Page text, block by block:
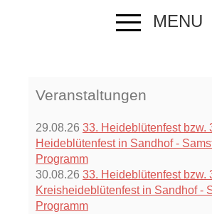
MENU
Veranstaltungen
29.08.26 33. Heideblütenfest bzw.
Heideblütenfest in Sandhof -
Programm
30.08.26 33. Heideblütenfest bzw.
Kreisheideblütenfest in Sandhof -
Programm